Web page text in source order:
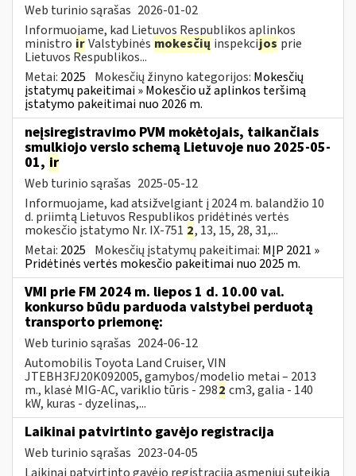
Web turinio sąrašas 2026-01-02
Informuojame, kad Lietuvos Respublikos aplinkos
ministro irValstybinės mokesčių inspekcijos prie
Lietuvos Respublikos...
Metai: 2025 Mokesčių žinyno kategorijos: Mokesčių
įstatymų pakeitimai » Mokesčio už aplinkos teršimą
įstatymo pakeitimai nuo 2026 m.
neįsiregistravimo PVM mokėtojais, taikančiais
smulkiojo verslo schemą Lietuvoje nuo 2025-05-
01, ir
Web turinio sąrašas 2025-05-12
Informuojame, kad atsižvelgiant į 2024 m. balandžio 10
d. priimtą Lietuvos Respublikos pridėtinės vertės
mokesčio įstatymo Nr. IX-751 2, 13, 15, 28, 31,...
Metai: 2025 Mokesčių įstatymų pakeitimai: MĮP 2021 »
Pridėtinės vertės mokesčio pakeitimai nuo 2025 m.
VMI prie FM 2024 m. liepos 1 d. 10.00 val.
konkurso būdu parduoda valstybei perduotą
transporto priemonę:
Web turinio sąrašas 2024-06-12
Automobilis Toyota Land Cruiser, VIN
JTEBH3FJ20K092005, gamybos/modelio metai – 2013
m., klasė MIG-AC, variklio tūris - 2982 cm3, galia - 140
kW, kuras - dyzelinas,...
Laikinai patvirtinto gavėjo registracija
Web turinio sąrašas 2023-04-05
Laikinai patvirtinto gavėjo registracija asmeniui suteikia